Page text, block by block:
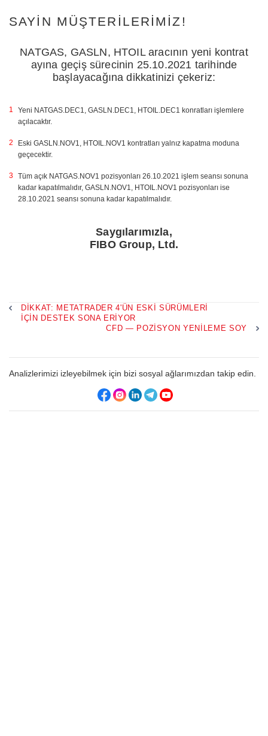
SAYIN MÜŞTERILERIMIZ!
NATGAS, GASLN, HTOIL aracının yeni kontrat
ayına geçiş sürecinin 25.10.2021 tarihinde
başlayacağına dikkatinizi çekeriz:
Yeni NATGAS.DEC1, GASLN.DEC1, HTOIL.DEC1 konratları işlemlere
açılacaktır.
Eski GASLN.NOV1, HTOIL.NOV1 kontratları yalnız kapatma moduna
geçecektir.
Tüm açık NATGAS.NOV1 pozisyonları 26.10.2021 işlem seansı sonuna
kadar kapatılmalıdır, GASLN.NOV1, HTOIL.NOV1 pozisyonları ise
28.10.2021 seansı sonuna kadar kapatılmalıdır.
Saygılarımızla,
FIBO Group, Ltd.
DIKKAT: METATRADER 4'ÜN ESKI SÜRÜMLERI
IÇIN DESTEK SONA ERIYOR
CFD — POZISYON YENILEME SOY
Analizlerimizi izleyebilmek için bizi sosyal ağlarımızdan takip edin.